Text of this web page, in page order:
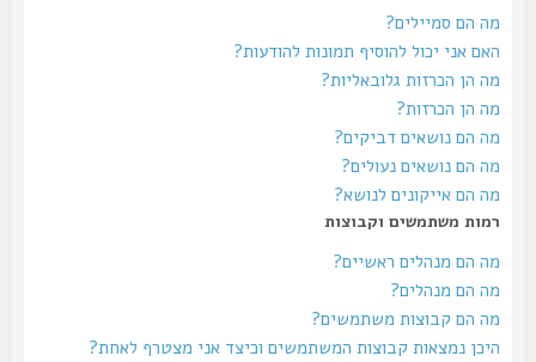
מה הם סמיילים?
האם אני יכול להוסיף תמונות להודעות?
מה הן הכרזות גלובאליות?
מה הן הכרזות?
מה הם נושאים דביקים?
מה הם נושאים נעולים?
מה הם אייקונים לנושא?
רמות משתמשים וקבוצות
מה הם מנהלים ראשיים?
מה הם מנהלים?
מה הם קבוצות משתמשים?
היכן נמצאות קבוצות המשתמשים וכיצד אני מצטרף לאחת?